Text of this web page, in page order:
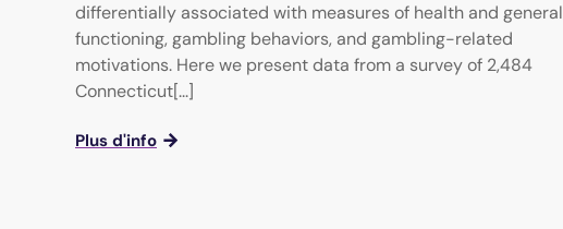
differentially associated with measures of health and general
functioning, gambling behaviors, and gambling-related
motivations. Here we present data from a survey of 2,484
Connecticut[...]
Plus d'info